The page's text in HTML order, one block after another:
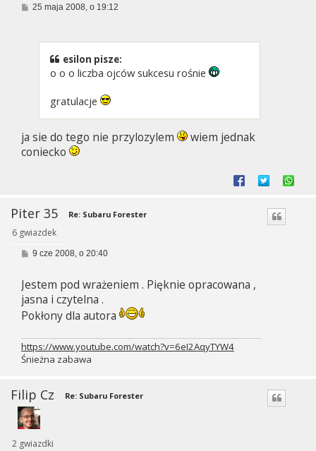
P25 maja 2008, o 19:12
esilon pisze:
o o o liczba ojców sukcesu rośnie
gratulacje
ja sie do tego nie przylozylem
wiem jednak
coniecko
Piter 35
6 gwiazdek
Re: Subaru Forester
P
t
9 cze 2008, o 20:40
Jestem pod wrażeniem . Pięknie opracowana ,
jasna i czytelna .
Pokłony dla autora
https://www.youtube.com/watch?v=6eI2AqyTYW4
Śnieżna zabawa
Filip Cz
2 gwiazdki
Re: Subaru Forester